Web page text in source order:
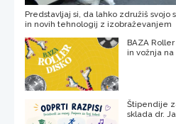
Predstavljaj si, da lahko združiš svojo
in novih tehnologij z izobraževanjem
BAZA
in vožnja
Štipendije
sklada dr.